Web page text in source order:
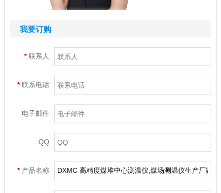
我要订购
*联系人
*联系电话
电子邮件
QQ
* 产品名称